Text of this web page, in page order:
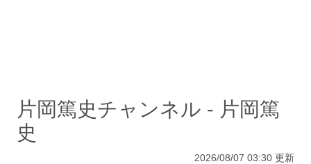
片岡篤史チャンネル - 片岡篤
史
2026/08/07 03:30 更新